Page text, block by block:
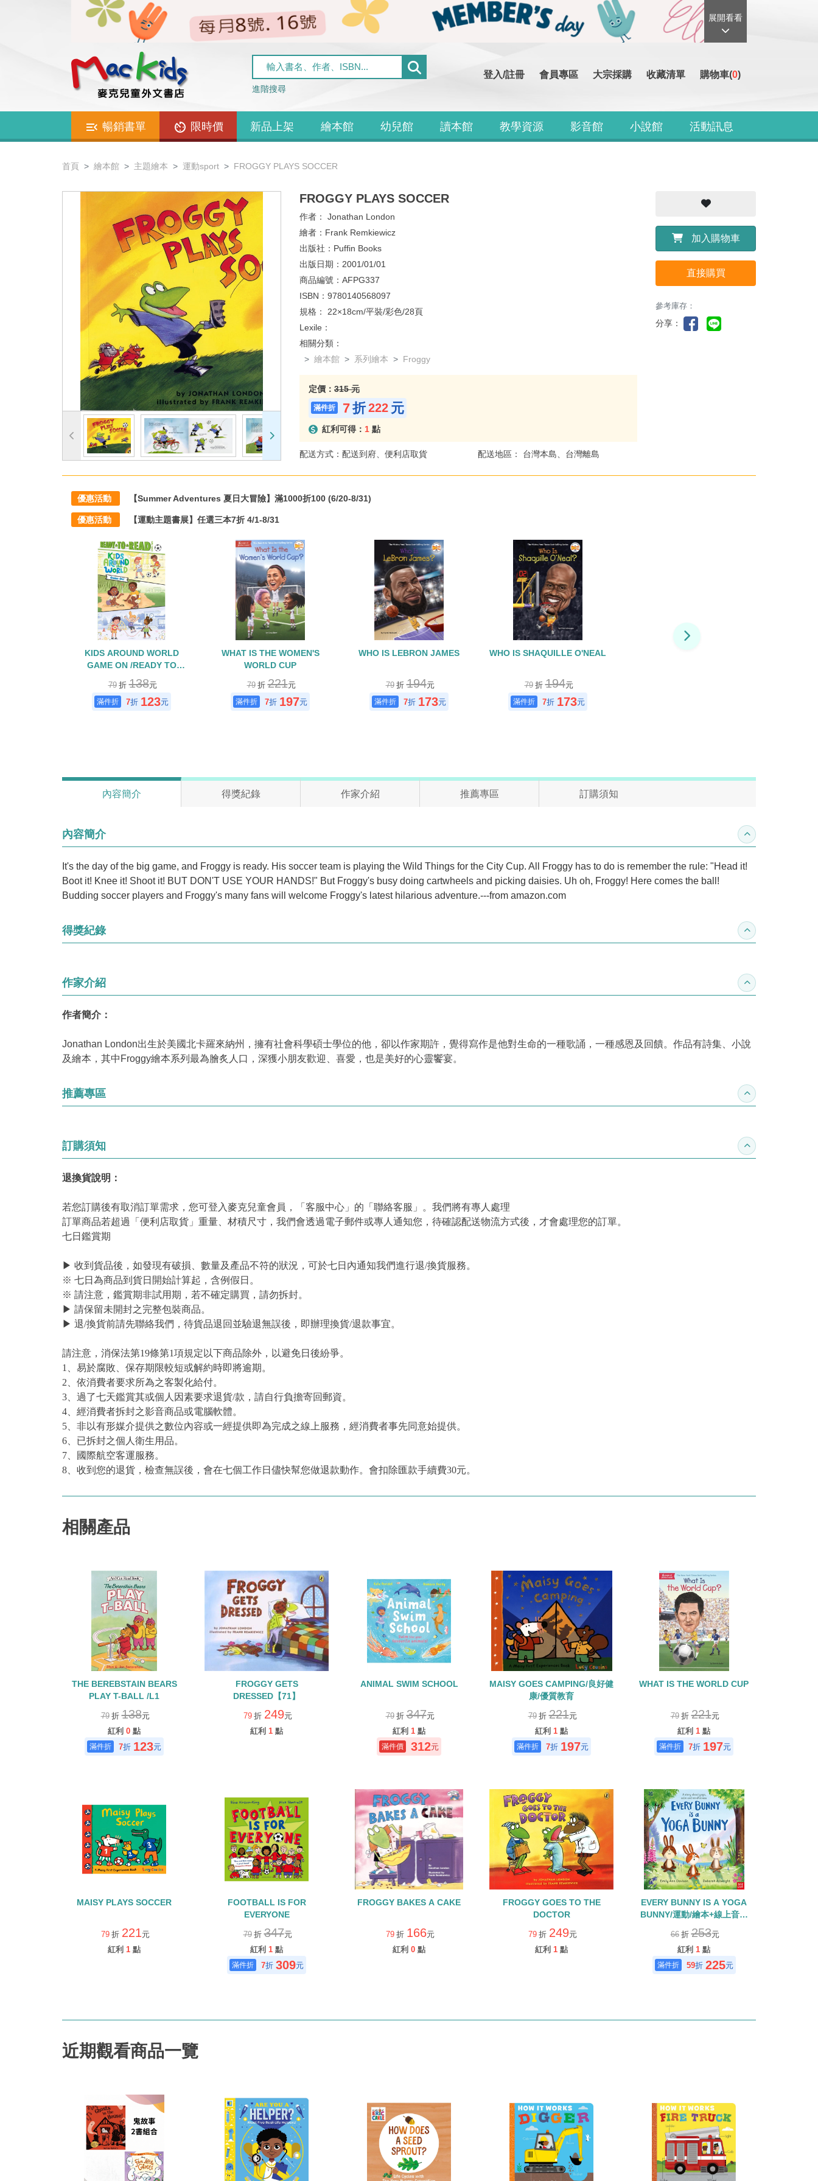
展開看看
進階搜尋
登入/註冊 會員專區 大宗採購 收藏清單 購物車(0)
暢銷書單 限時價 新品上架 繪本館 幼兒館 讀本館 教學資源 影音館 小說館 活動訊息
首頁 繪本館 主題繪本 運動sport FROGGY PLAYS SOCCER
FROGGY PLAYS SOCCER
作者： Jonathan London
繪者： Frank Remkiewicz
出版社： Puffin Books
出版日期： 2001/01/01
商品編號： AFPG337
ISBN： 9780140568097
規格： 22×18cm/平裝/彩色/28頁
Lexile：
相關分類：
繪本館
系列繪本 Froggy
定價： 315 元
7折222 元
紅利可得： 1 點
配送方式：配送到府、便利店取貨 配送地區： 台灣本島、台灣離島
加入購物車
直接購買
參考庫存：
分享：
優惠活動 【Summer Adventures 夏日大冒險】滿1000折100 (6/20-8/31)
優惠活動 【運動主題書展】任選三本7折 4/1-8/31
KIDS AROUND WORLD
GAME ON /READY TO
READ/L2
79 折138元
7折 123元
WHAT IS THE WOMEN'S
WORLD CUP
79 折221元
7折 197元
WHO IS LEBRON JAMES
79 折194元
7折 173元
WHO IS SHAQUILLE O'NEAL
79 折194元
7折 173元
內容簡介 得獎紀錄 作家介紹 推薦專區 訂購須知
內容簡介 收合內容簡介
It's the day of the big game, and Froggy is ready. His soccer team is playing the Wild Things for the City Cup. All Froggy has to do is remember the rule: "Head it!
Boot it! Knee it! Shoot it! BUT DON'T USE YOUR HANDS!" But Froggy's busy doing cartwheels and picking daisies. Uh oh, Froggy! Here comes the ball!
Budding soccer players and Froggy's many fans will welcome Froggy's latest hilarious adventure.---from amazon.com
得獎紀錄 收合得獎紀錄
作家介紹 收合作家介紹
作者簡介：
Jonathan London出生於美國北卡羅來納州，擁有社會科學碩士學位的他，卻以作家期許，覺得寫作是他對生命的一種歌誦，一種感恩及回饋。作品有詩集、小說
及繪本，其中Froggy繪本系列最為膾炙人口，深獲小朋友歡迎、喜愛，也是美好的心靈饗宴。
推薦專區 收合推薦專區
訂購須知 收合訂購須知
退換貨說明：
若您訂購後有取消訂單需求，您可登入麥克兒童會員，「客服中心」的「聯絡客服」。我們將有專人處理
訂單商品若超過「便利店取貨」重量、材積尺寸，我們會透過電子郵件或專人通知您，待確認配送物流方式後，才會處理您的訂單。
七日鑑賞期
▶ 收到貨品後，如發現有破損、數量及產品不符的狀況，可於七日內通知我們進行退/換貨服務。
※ 七日為商品到貨日開始計算起，含例假日。
※ 請注意，鑑賞期非試用期，若不確定購買，請勿拆封。
▶ 請保留未開封之完整包裝商品。
▶ 退/換貨前請先聯絡我們，待貨品退回並驗退無誤後，即辦理換貨/退款事宜。
請注意，消保法第19條第1項規定以下商品除外，以避免日後紛爭。
1、易於腐敗、保存期限較短或解約時即將逾期。
2、依消費者要求所為之客製化給付。
3、過了七天鑑賞其或個人因素要求退貨/款，請自行負擔寄回郵資。
4、經消費者拆封之影音商品或電腦軟體。
5、非以有形媒介提供之數位內容或一經提供即為完成之線上服務，經消費者事先同意始提供。
6、已拆封之個人衛生用品。
7、國際航空客運服務。
8、收到您的退貨，檢查無誤後，會在七個工作日儘快幫您做退款動作。會扣除匯款手續費30元。
相關產品
THE BEREBSTAIN BEARS
PLAY T-BALL /L1
79 折138元
紅利 0 點
7折 123元
FROGGY GETS
DRESSED【71】
79 折 249元
紅利 1 點
ANIMAL SWIM SCHOOL
79 折347元
紅利 1 點
312元
MAISY GOES CAMPING/良好健
康/優質教育
79 折221元
紅利 1 點
7折 197元
WHAT IS THE WORLD CUP
79 折221元
紅利 1 點
7折 197元
MAISY PLAYS SOCCER
79 折 221元
紅利 1 點
FOOTBALL IS FOR
EVERYONE
79 折347元
紅利 1 點
7折 309元
FROGGY BAKES A CAKE
79 折 166元
紅利 0 點
FROGGY GOES TO THE
DOCTOR
79 折 249元
紅利 1 點
EVERY BUNNY IS A YOGA
BUNNY/運動/繪本+線上音檔
(115年度深耕閱讀入選書單)
66 折253元
紅利 1 點
59折 225元
近期觀看商品一覽